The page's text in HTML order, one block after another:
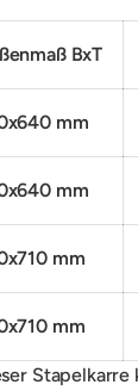
BxT
mm
mm
mm
mm